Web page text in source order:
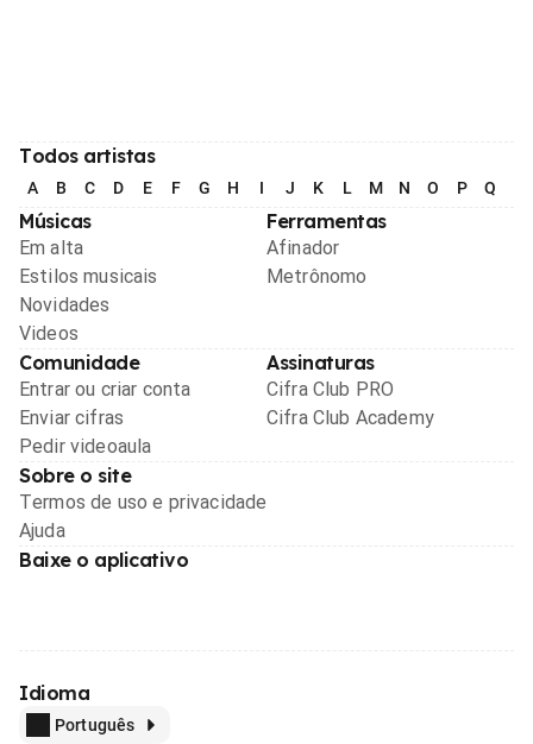
Todos artistas
A B C D E F G H I J K L M N O P Q
Músicas
Em alta
Estilos musicais
Novidades
Videos
Ferramentas
Afinador
Metrônomo
Comunidade
Entrar ou criar conta
Enviar cifras
Pedir videoaula
Assinaturas
Cifra Club PRO
Cifra Club Academy
Sobre o site
Termos de uso e privacidade
Ajuda
Baixe o aplicativo
Idioma
Português